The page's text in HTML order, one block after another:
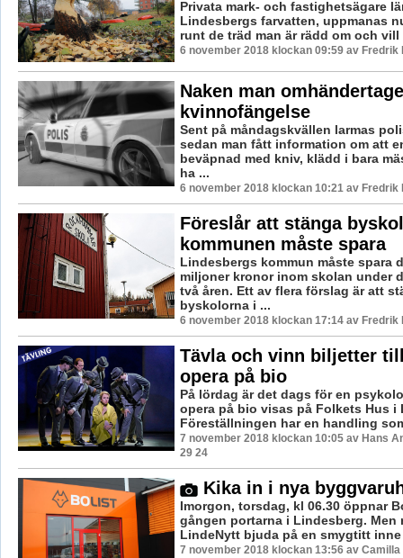
Privata mark- och fastighetsägare
Lindesbergs farvatten, uppmanas
runt de träd man är rädd om och vill
6 november 2018 klockan 09:59 av Fredrik
Naken man
kvinnofängelse
Sent på måndagskvällen larmas
sedan man fått information om att
beväpnad med kniv, klädd i bara
ha ...
6 november 2018 klockan 10:21 av Fredrik
Föreslår att stänga
kommunen måste spara
Lindesbergs kommun måste spara
miljoner kronor inom skolan under
två åren. Ett av flera förslag är att
byskolorna i ...
6 november 2018 klockan 17:14 av Fredrik
Tävla och vinn biljetter
opera på bio
På lördag är det dags för en
opera på bio visas på Folkets Hus i
Föreställningen har en handling
7 november 2018 klockan 10:05 av Hans
29 24
Kika in i nya
Imorgon, torsdag, kl 06.30 öppnar
gången portarna i Lindesberg. Men
LindeNytt bjuda på en smygtitt
7 november 2018 klockan 13:56 av Camilla